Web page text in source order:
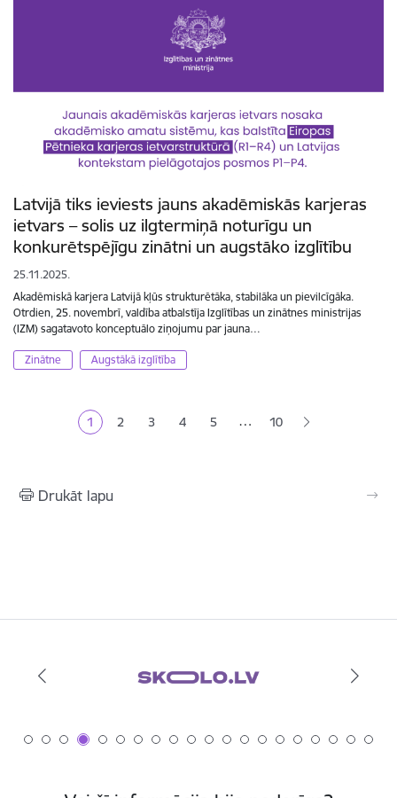
Latvijā tiks ieviests jauns akadēmiskās karjeras
ietvars – solis uz ilgtermiņā noturīgu un
konkurētspējīgu zinātni un augstāko izglītību
25.11.2025.
Akadēmiskā karjera Latvijā kļūs strukturētāka, stabilāka un pievilcīgāka.
Otrdien, 25. novembrī, valdība atbalstīja Izglītības un zinātnes ministrijas
(IZM) sagatavoto konceptuālo ziņojumu par jauna…
Zinātne Augstākā izglītība
Pašreizējā lapa
1 Lapa
2 Lapa
3 Lapa
4 Lapa
5 … 10
Drukāt lapu